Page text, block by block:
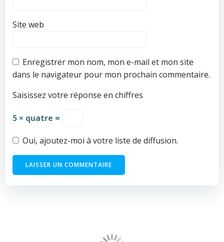
Site web
Enregistrer mon nom, mon e-mail et mon site
dans le navigateur pour mon prochain commentaire.
Saisissez votre réponse en chiffres
5 × quatre =
Oui, ajoutez-moi à votre liste de diffusion.